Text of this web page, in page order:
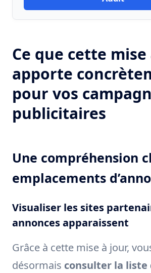
Ce que cette
apporte
pour vos
publicitaires
Une compréhension
emplacements
Visualiser les sites
annonces apparaissent
Grâce à cette mise à jour,
désormais consulter la liste